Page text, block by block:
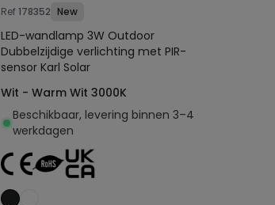
Ref178352 New
LED-wandlamp 3W Outdoor
Dubbelzijdige verlichting met PIR-
sensor Karl Solar
Wit - Warm Wit 3000K
Beschikbaar, levering binnen 3–4
werkdagen